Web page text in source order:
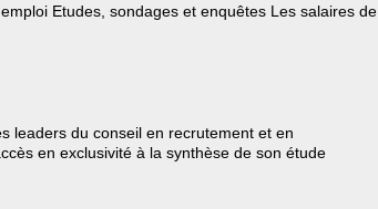
Etudes, sondages et enquêtes Les salaires de
leaders du conseil en recrutement et en
en exclusivité à la synthèse de son étude